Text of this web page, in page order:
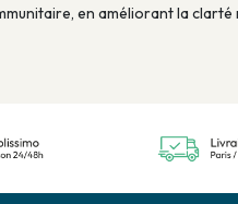
en améliorant la